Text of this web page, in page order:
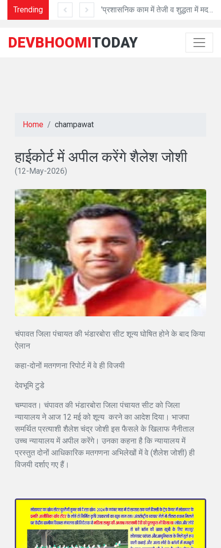
Trending 'प्रशासनिक काम में तेजी व शुद्धता में मददगार है Al तकनीक'
DEVBHOOMITODAY
Home champawat
हाईकोर्ट में अपील करेंगे शैलेश जोशी
(12-May-2026)
चंपावत जिला पंचायत की भंडारबोरा सीट शून्य घोषित होने के बाद किया
ऐलान
कहा-दोनों मतगणना रिपोर्ट में वे ही विजयी
देवभूमि टुडे
चम्पावत। चंपावत की भंडारबोरा जिला पंचायत सीट को जिला
न्यायालय ने आज 12 मई को शून्य करने का आदेश दिया। भाजपा
समर्थित प्रत्याशी शैलेश चंद्र जोशी इस फैसले के खिलाफ नैनीताल
उच्च न्यायालय में अपील करेंगे। उनका कहना है कि न्यायालय में
प्रस्तुत दोनों आधिकारिक मतगणना अभिलेखों में वे (शैलेश जोशी) ही
विजयी दर्शाए गए हैं।